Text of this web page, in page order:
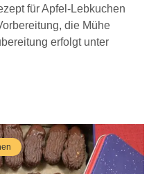
für Apfel-Lebkuchen
die Mühe
erfolgt unter